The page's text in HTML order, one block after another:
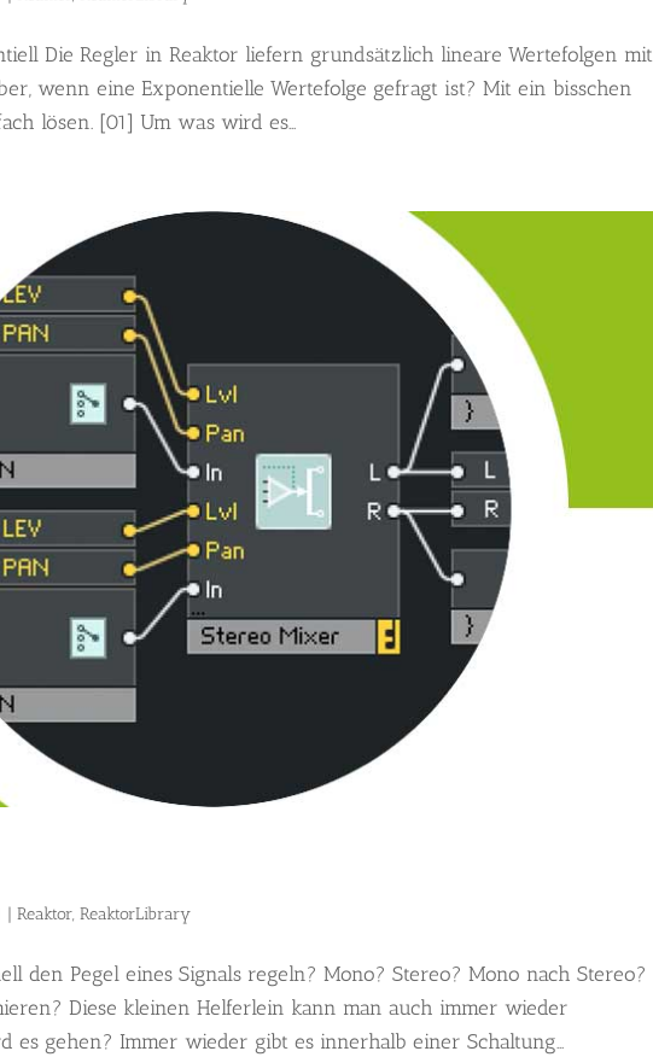
Die Regler in Reaktor liefern grundsätzlich lineare Wertefolgen mit
wenn eine Exponentielle Wertefolge gefragt ist? Mit ein bisschen
lösen. [01] Um was wird es...
|Reaktor,ReaktorLibrary
den Pegel eines Signals regeln? Mono? Stereo? Mono nach Stereo?
Diese kleinen Helferlein kann man auch immer wieder
es gehen? Immer wieder gibt es innerhalb einer Schaltung...